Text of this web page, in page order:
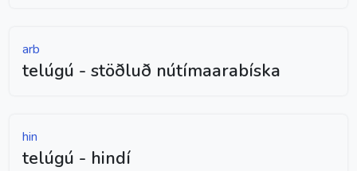
arb
telúgú - stöðluð nútímaarabíska
hin
telúgú - hindí